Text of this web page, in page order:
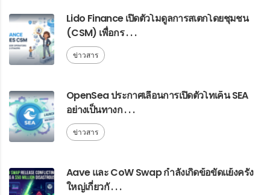
Lido Finance เปิดตัวโมดูลการสเตกโดยชุมชน
(CSM) เพื่อกร . . .
ข่าวสาร
OpenSea ประกาศเลื่อนการเปิดตัวโทเค็น SEA
อย่างเป็นทางก . . .
ข่าวสาร
Aave และ CoW Swap กำลังเกิดข้อขัดแย้งครั้ง
ใหญ่เกี่ยวกั . . .